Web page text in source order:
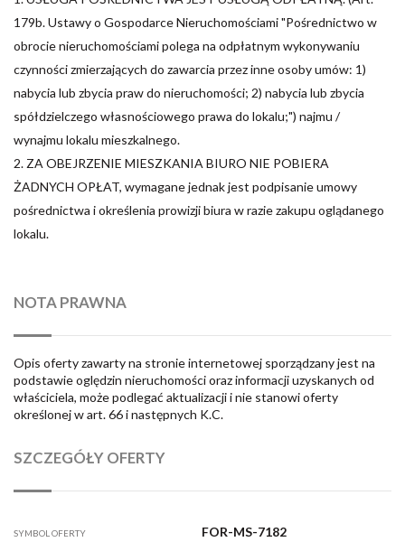
179b. Ustawy o Gospodarce Nieruchomościami "Pośrednictwo w
obrocie nieruchomościami polega na odpłatnym wykonywaniu
czynności zmierzających do zawarcia przez inne osoby umów: 1)
nabycia lub zbycia praw do nieruchomości; 2) nabycia lub zbycia
spółdzielczego własnościowego prawa do lokalu;") najmu /
wynajmu lokalu mieszkalnego.
2. ZA OBEJRZENIE MIESZKANIA BIURO NIE POBIERA
ŻADNYCH OPŁAT, wymagane jednak jest podpisanie umowy
pośrednictwa i określenia prowizji biura w razie zakupu oglądanego
lokalu.
NOTA PRAWNA
Opis oferty zawarty na stronie internetowej sporządzany jest na
podstawie oględzin nieruchomości oraz informacji uzyskanych od
właściciela, może podlegać aktualizacji i nie stanowi oferty
określonej w art. 66 i następnych K.C.
SZCZEGÓŁY OFERTY
SYMBOL OFERTY FOR-MS-7182